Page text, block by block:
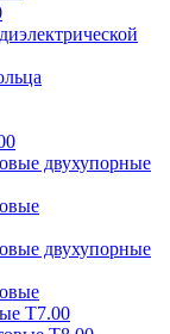
двухупорные
двухупорные
Т7.00